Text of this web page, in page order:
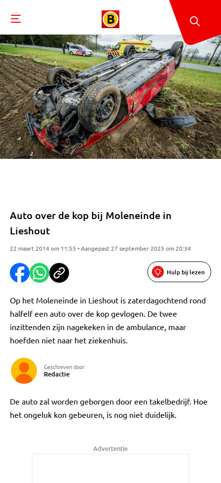
Auto over de kop bij Moleneinde in
Lieshout
22 maart 2014 om 11:55 • Aangepast 27 september 2025 om 20:34
Hulp bij lezen
Op het Moleneinde in Lieshout is zaterdagochtend rond
halfelf een auto over de kop gevlogen. De twee
inzittenden zijn nagekeken in de ambulance, maar
hoefden niet naar het ziekenhuis.
Geschreven door
Redactie
De auto zal worden geborgen door een takelbedrijf. Hoe
het ongeluk kon gebeuren, is nog niet duidelijk.
Advertentie